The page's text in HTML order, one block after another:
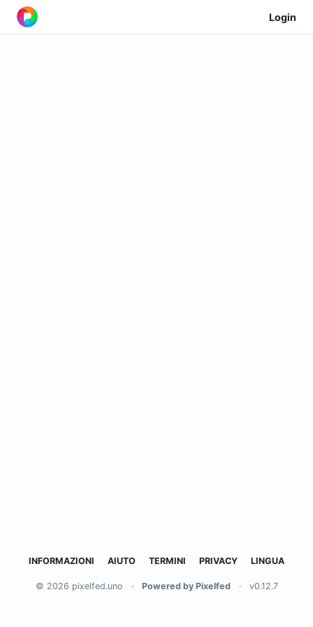
Login
INFORMAZIONI AIUTO TERMINI PRIVACY LINGUA
© 2026 pixelfed.uno · Powered by Pixelfed · v0.12.7